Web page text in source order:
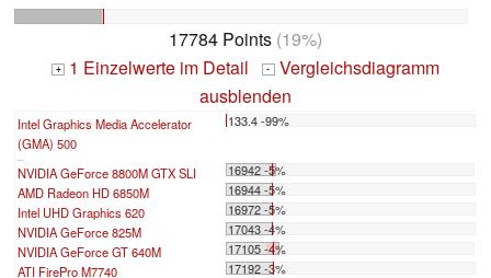
17784 Points (19%)
+ 1 Einzelwerte im Detail - Vergleichsdiagramm
ausblenden
Intel Graphics Media Accelerator
(GMA) 500
133.4 -99%
...
NVIDIA GeForce 8800M GTX SLI
16942 -5%
AMD Radeon HD 6850M
16944 -5%
Intel UHD Graphics 620
16972 -5%
NVIDIA GeForce 825M
17043 -4%
NVIDIA GeForce GT 640M
17105 -4%
ATI FirePro M7740
17192 -3%